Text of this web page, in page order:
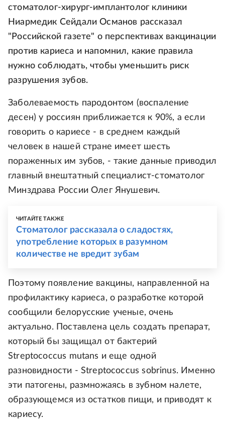
стоматолог-хирург-имплантолог клиники
Ниармедик Сейдали Османов рассказал
"Российской газете" о перспективах вакцинации
против кариеса и напомнил, какие правила
нужно соблюдать, чтобы уменьшить риск
разрушения зубов.
Заболеваемость пародонтом (воспаление
десен) у россиян приближается к 90%, а если
говорить о кариесе - в среднем каждый
человек в нашей стране имеет шесть
пораженных им зубов, - такие данные приводил
главный внештатный специалист-стоматолог
Минздрава России Олег Янушевич.
ЧИТАЙТЕ ТАКЖЕ
Стоматолог рассказала о сладостях,
употребление которых в разумном
количестве не вредит зубам
Поэтому появление вакцины, направленной на
профилактику кариеса, о разработке которой
сообщили белорусские ученые, очень
актуально. Поставлена цель создать препарат,
который бы защищал от бактерий
Streptococcus mutans и еще одной
разновидности - Streptococcus sobrinus. Именно
эти патогены, размножаясь в зубном налете,
образующемся из остатков пищи, и приводят к
кариесу.